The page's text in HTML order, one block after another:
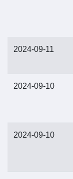
2024-09-11
2024-09-10
2024-09-10